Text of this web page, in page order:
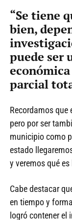
“Se tiene
bien,
puede ser
parcial
Recordamos que
pero por ser
municipio como
estado
y veremos qué
Cabe destacar
en tiempo y
logró contener el